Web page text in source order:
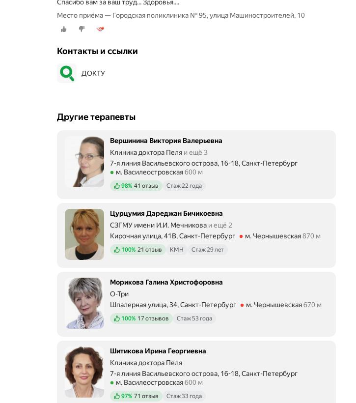
Спасибо вам за ваш труд... Здоровья....
Место приёма — Городская поликлиника № 95, улица Машиностроителей, 10
Контакты и ссылки
ДОКТУ
Другие терапевты
Вершинина Виктория Валерьевна
Клиника доктора Пеля и ещё 3
7-я линия Васильевского острова, 16-18, Санкт-Петербург
Метро м. Василеостровская Расстояние 600 м
м. Василеостровская 600 м
Положительных отзывов
98% 41 отзыв Стаж 22 года
Цурцумия Дареджан Бичикоевна
СЗГМУ имени И.И. Мечникова и ещё 2
Кирочная улица, 41В, Санкт-Петербург
Метро м. Чернышевская Расстояние 870 м
м. Чернышевская 870 м
Положительных отзывов
100% 21 отзыв КМН Стаж 29 лет
Морикова Галина Христофоровна
О-Три
Шпалерная улица, 34, Санкт-Петербург
Метро м. Чернышевская Расстояние 670 м
м. Чернышевская 670 м
Положительных отзывов
100% 17 отзывов Стаж 53 года
Шитикова Ирина Георгиевна
Клиника доктора Пеля
7-я линия Васильевского острова, 16-18, Санкт-Петербург
Метро м. Василеостровская Расстояние 600 м
м. Василеостровская 600 м
Положительных отзывов
97% 71 отзыв Стаж 33 года